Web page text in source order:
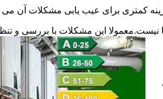
کمتری برای عیب یابی مشکلات آن می
این مشکلات با بررسی و